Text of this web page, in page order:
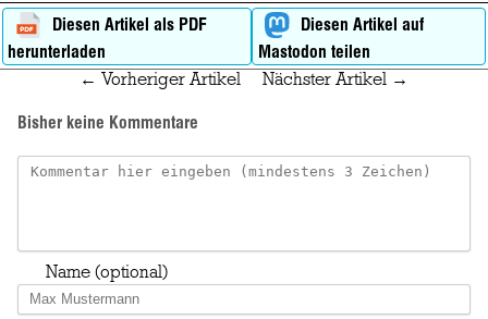
Diesen Artikel als PDF
herunterladen
Diesen Artikel auf
Mastodon teilen
← Vorheriger Artikel Nächster Artikel →
Bisher keine Kommentare
Name (optional)